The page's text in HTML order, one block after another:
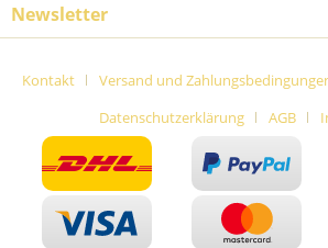
Newsletter
Kontakt Versand und
Datenschutzerklärung
AGB